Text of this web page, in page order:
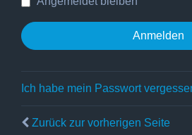
Ich habe mein Passwort
Zurück zur vorherigen Seite